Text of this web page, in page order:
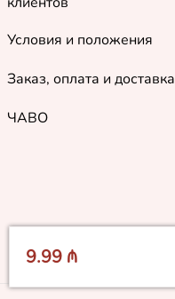
9.99 ₼
Условия и положения
Заказ, оплата и доставка
ЧАВО